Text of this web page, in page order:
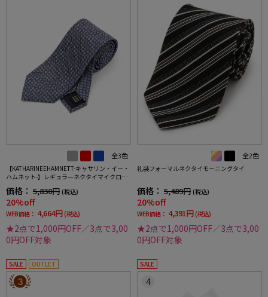
全3色
【KATHARINEEHAMNETT-キャサリン・イー・
ハムネット-】レギュラーネクタイマイクロパ
ターンシルク100%7.5cm巾
価格： 5,830円 (税込)
20%off
WEB価格： 4,664円 (税込)
★2点で1,000円OFF／3点で3,00
0円OFF対象
全2色
礼装フォーマルネクタイモーニングタイ
価格： 5,489円 (税込)
20%off
WEB価格： 4,391円 (税込)
★2点で1,000円OFF／3点で3,00
0円OFF対象
SALE OUTLET
3
SALE
4